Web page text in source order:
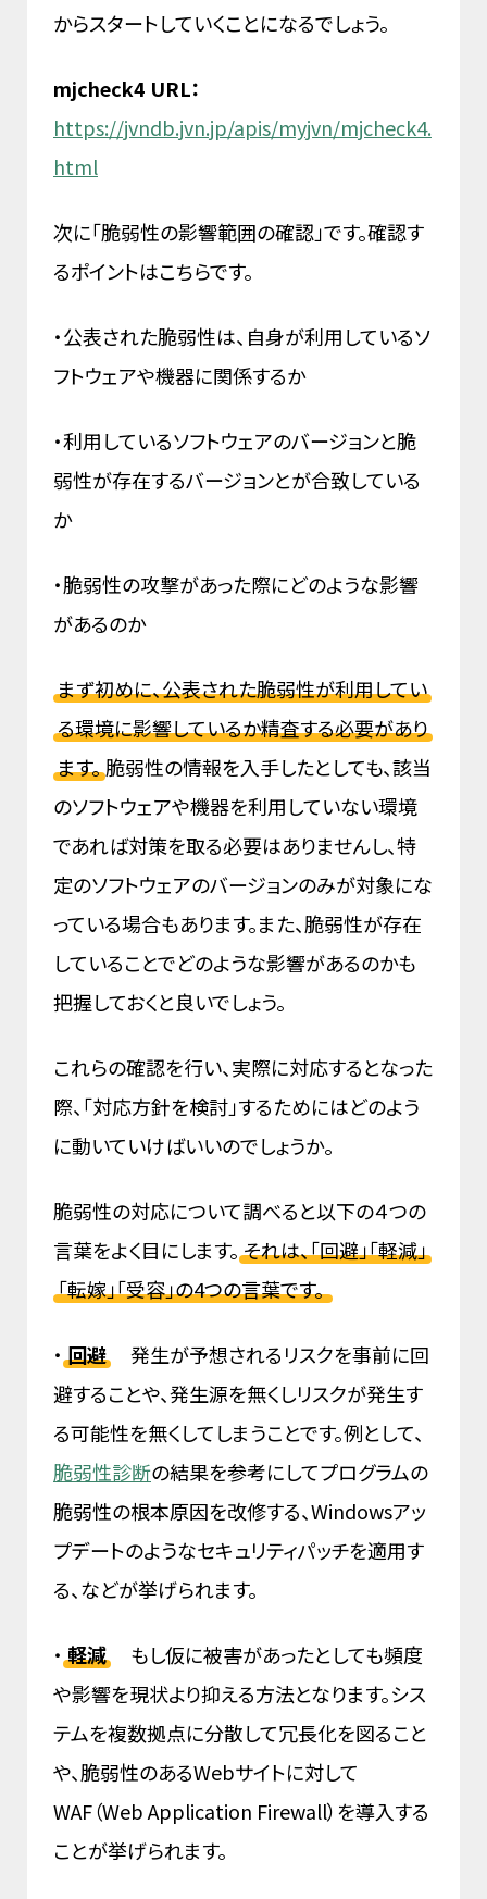
からスタートしていくことになるでしょう。
mjcheck4 URL：
https://jvndb.jvn.jp/apis/myjvn/mjcheck4.
html
次に「脆弱性の影響範囲の確認」です。確認す
るポイントはこちらです。
・公表された脆弱性は、自身が利用しているソ
フトウェアや機器に関係するか
・利用しているソフトウェアのバージョンと脆
弱性が存在するバージョンとが合致している
か
・脆弱性の攻撃があった際にどのような影響
があるのか
まず初めに、公表された脆弱性が利用してい
る環境に影響しているか精査する必要があり
ます。脆弱性の情報を入手したとしても、該当
のソフトウェアや機器を利用していない環境
であれば対策を取る必要はありませんし、特
定のソフトウェアのバージョンのみが対象にな
っている場合もあります。また、脆弱性が存在
していることでどのような影響があるのかも
把握しておくと良いでしょう。
これらの確認を行い、実際に対応するとなった
際、「対応方針を検討」するためにはどのよう
に動いていけばいいのでしょうか。
脆弱性の対応について調べると以下の４つの
言葉をよく目にします。 それは、「回避」「軽減」
「転嫁」「受容」の4つの言葉です。
・ 回避
発生が予想されるリスクを事前に回
避することや、発生源を無くしリスクが発生す
る可能性を無くしてしまうことです。例として、
脆弱性診断の結果を参考にしてプログラムの
脆弱性の根本原因を改修する、Windowsアッ
プデートのようなセキュリティパッチを適用す
る、などが挙げられます。
・ 軽減
もし仮に被害があったとしても頻度
や影響を現状より抑える方法となります。シス
テムを複数拠点に分散して冗長化を図ること
や、脆弱性のあるWebサイトに対して
WAF（Web Application Firewall）を導入する
ことが挙げられます。